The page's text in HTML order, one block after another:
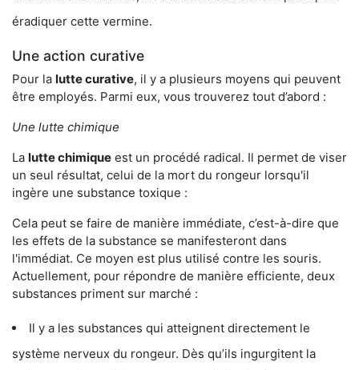
éradiquer cette vermine.
Une action curative
Pour la lutte curative, il y a plusieurs moyens qui peuvent
être employés. Parmi eux, vous trouverez tout d’abord :
Une lutte chimique
La lutte chimique est un procédé radical. Il permet de viser
un seul résultat, celui de la mort du rongeur lorsqu'il
ingère une substance toxique :
Cela peut se faire de manière immédiate, c’est-à-dire que
les effets de la substance se manifesteront dans
l'immédiat. Ce moyen est plus utilisé contre les souris.
Actuellement, pour répondre de manière efficiente, deux
substances priment sur marché :
Il y a les substances qui atteignent directement le
système nerveux du rongeur. Dès qu’ils ingurgitent la